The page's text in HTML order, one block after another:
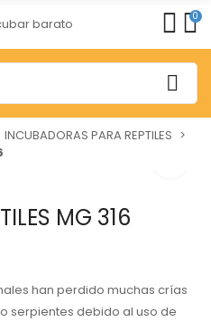
0
INCUBADORAS PARA REPTILES
MG 316
han perdido muchas crías
serpientes debido al uso de